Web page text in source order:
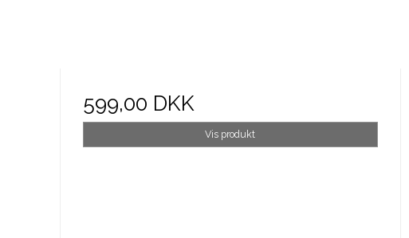
599,00 DKK
Vis produkt